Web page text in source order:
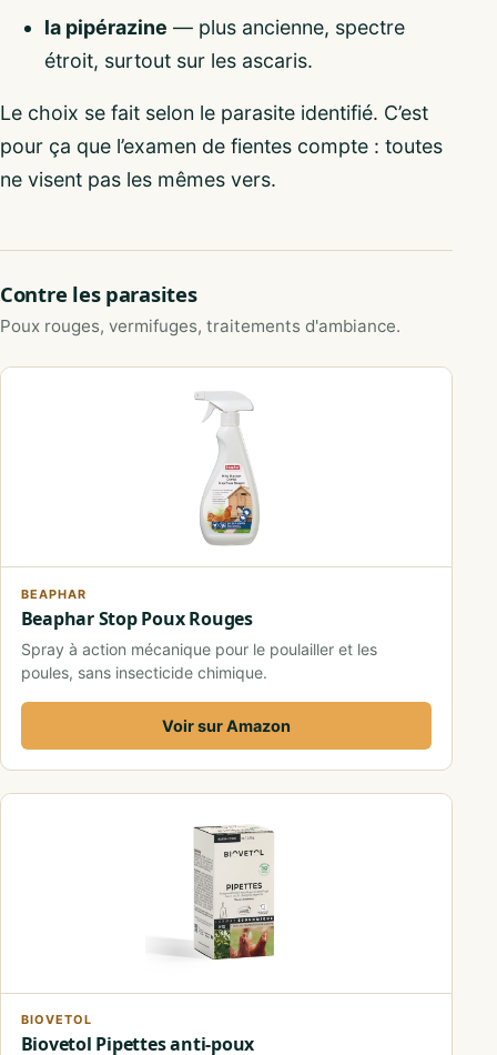
la pipérazine — plus ancienne, spectre
étroit, surtout sur les ascaris.
Le choix se fait selon le parasite identifié. C’est
pour ça que l’examen de fientes compte : toutes
ne visent pas les mêmes vers.
Contre les parasites
Poux rouges, vermifuges, traitements d'ambiance.
BEAPHAR
Beaphar Stop Poux Rouges
Spray à action mécanique pour le poulailler et les
poules, sans insecticide chimique.
Voir sur Amazon
BIOVETOL
Biovetol Pipettes anti-poux